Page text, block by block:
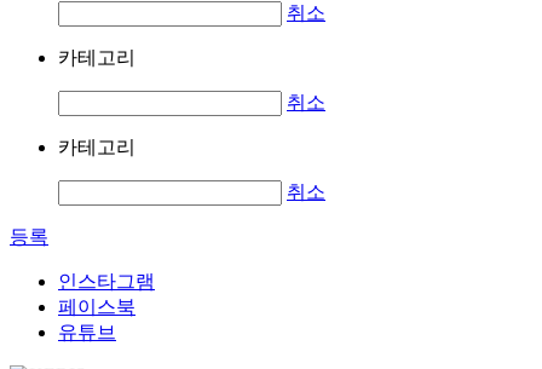
취소
카테고리
취소
카테고리
취소
등록
인스타그램
페이스북
유튜브